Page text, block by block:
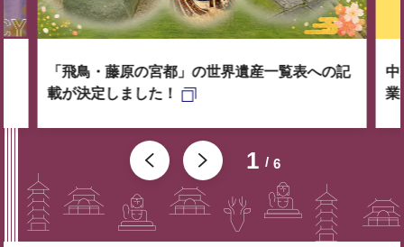
1 6
「飛鳥・藤原の宮都」の世界遺産一覧表への記
載が決定しました！
中
業